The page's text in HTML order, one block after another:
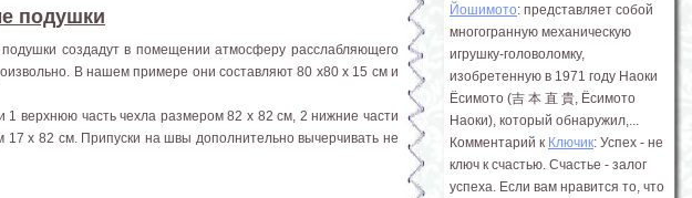
подушки
создадут в помещении атмосферу расслабляющего
В нашем примере они составляют 80 х80 х 15 см и
верхнюю часть чехла размером 82 х 82 см, 2 нижние части
х 82 см. Припуски на швы дополнительно вычерчивать не
Йошимото: представляет собой
многогранную механическую
игрушку-головоломку,
изобретенную в 1971 году Наоки
Ёсимото (吉 本 直 貴, Ёсимото
Наоки), который обнаружил,...
Комментарий к Ключик: Успех - не
ключ к счастью. Счастье - залог
успеха. Если вам нравится то, что